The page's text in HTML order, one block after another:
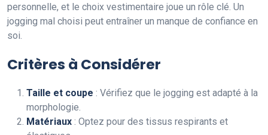
personnelle, et le choix vestimentaire joue un rôle clé. Un
jogging mal choisi peut entraîner un manque de confiance en
soi.
Critères à Considérer
Taille et coupe : Vérifiez que le jogging est adapté à la
morphologie.
Matériaux : Optez pour des tissus respirants et